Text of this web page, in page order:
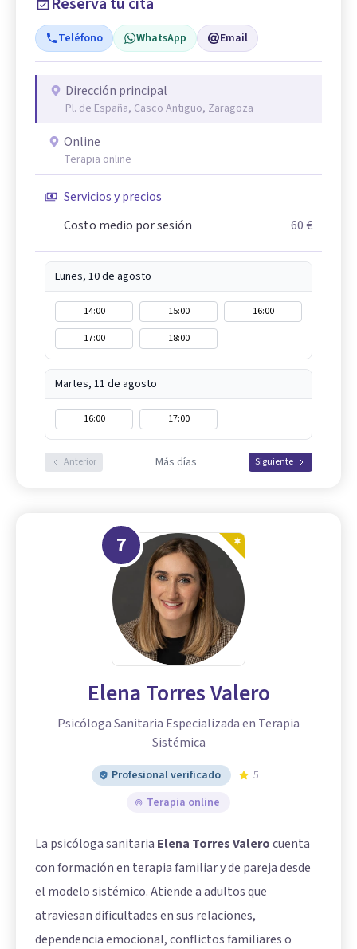
Teléfono WhatsApp Email
Dirección principal
Pl. de España, Casco Antiguo, Zaragoza
Online
Terapia online
Servicios y precios
Costo medio por sesión
60 €
Lunes, 10 de agosto
14:00 15:00
16:00
17:00
18:00
Martes, 11 de agosto
16:00 17:00
Anterior Más días Siguiente
7
Elena Torres Valero
Psicóloga Sanitaria Especializada en Terapia
Sistémica
Profesional verificado
5
Terapia online
La psicóloga sanitaria Elena Torres Valerocuenta
con formación en terapia familiar y de pareja desde
el modelo sistémico. Atiende a adultos que
atraviesan dificultades en sus relaciones,
dependencia emocional, conflictos familiares o